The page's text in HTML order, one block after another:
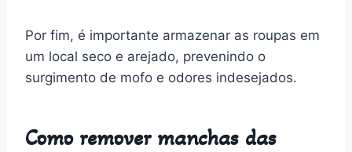
Por fim, é importante armazenar as roupas em
um local seco e arejado, prevenindo o
surgimento de mofo e odores indesejados.
Como remover manchas das